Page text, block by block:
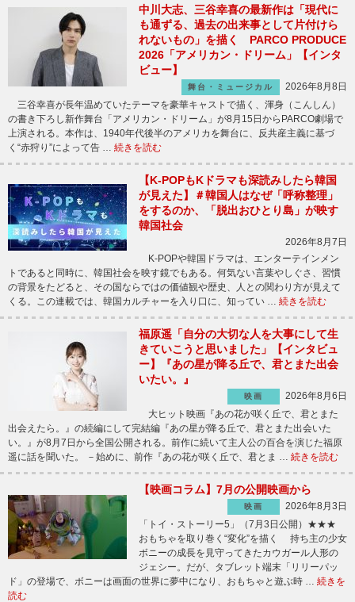
中川大志、三谷幸喜の最新作は「現代に
も通ずる、過去の出来事として片付けら
れないもの」を描く PARCO PRODUCE
2026「アメリカン・ドリーム」【インタ
ビュー】
舞台・ミュージカル
2026年8月8日
三谷幸喜が長年温めていたテーマを豪華キャストで描く、渾身（こんしん）
の書き下ろし新作舞台「アメリカン・ドリーム」が8月15日からPARCO劇場で
上演される。本作は、1940年代後半のアメリカを舞台に、反共産主義に基づ
く“赤狩り”によって告 … 続きを読む
【K-POPもKドラマも深読みしたら韓国
が見えた】＃韓国人はなぜ「呼称整理」
をするのか、「脱出おひとり島」が映す
韓国社会
2026年8月7日
K-POPや韓国ドラマは、エンターテインメン
トであると同時に、韓国社会を映す鏡でもある。何気ない言葉やしぐさ、習慣
の背景をたどると、その国ならではの価値観や歴史、人との関わり方が見えて
くる。この連載では、韓国カルチャーを入り口に、知ってい … 続きを読む
福原遥「自分の大切な人を大事にして生
きていこうと思いました」【インタビュ
ー】『あの星が降る丘で、君とまた出会
いたい。』
映画
2026年8月6日
大ヒット映画『あの花が咲く丘で、君とまた
出会えたら。』の続編にして完結編『あの星が降る丘で、君とまた出会いた
い。』が8月7日から全国公開される。前作に続いて主人公の百合を演じた福原
遥に話を聞いた。 －始めに、前作『あの花が咲く丘で、君とま … 続きを読む
【映画コラム】7月の公開映画から
映画
2026年8月3日
「トイ・ストーリー5」（7月3日公開）★★★
おもちゃを取り巻く“変化”を描く 持ち主の少女
ボニーの成長を見守ってきたカウガール人形の
ジェシー。だが、タブレット端末「リリーパッ
ド」の登場で、ボニーは画面の世界に夢中になり、おもちゃと遊ぶ時 … 続きを
読む